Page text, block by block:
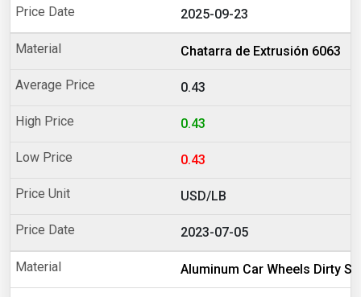
2025-09-23
Chatarra de Extrusión 6063
0.43
0.43
0.43
USD/LB
2023-07-05
Aluminum Car Wheels Dirty